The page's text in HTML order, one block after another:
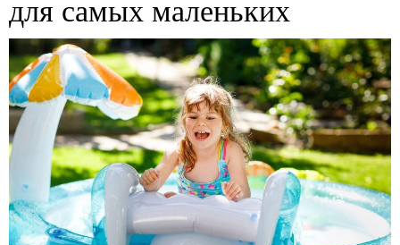
для самых маленьких